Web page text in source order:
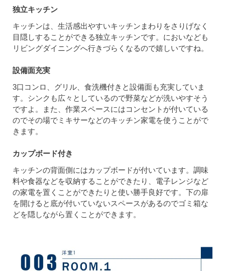
独立キッチン
キッチンは、生活感出やすいキッチンまわりをさりげなく
目隠しすることができる独立キッチンです。においなども
リビングダイニングへ行きづらくなるので嬉しいですね。
設備面充実
3口コンロ、グリル、食洗機付きと設備面も充実していま
す。シンクも広々としているので野菜などが洗いやすそう
ですよ。また、作業スペースにはコンセントが付いている
のでその場でミキサーなどのキッチン家電を使うことがで
きます。
カップボード付き
キッチンの背面側にはカップボードが付いています。調味
料や食器などを収納することができたり、電子レンジなど
の家電を置くことができたりと使い勝手良好です。下の扉
を開けると底が付いていないスペースがあるのでゴミ箱な
どを隠しながら置くことができます。